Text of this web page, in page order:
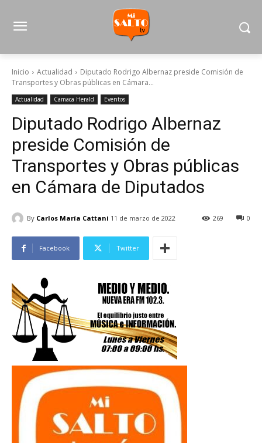
Inicio Actualidad
Diputado Rodrigo Albernaz preside Comisión de
Transportes y Obras públicas en Cámara...
Actualidad Camaca Herald Eventos
Diputado Rodrigo Albernaz
preside Comisión de
Transportes y Obras públicas
en Cámara de Diputados
By Carlos María Cattani 11 de marzo de 2022 0
269
Facebook Twitter